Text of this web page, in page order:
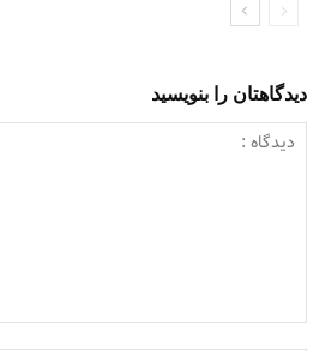
دیدگاهتان را بنویسید